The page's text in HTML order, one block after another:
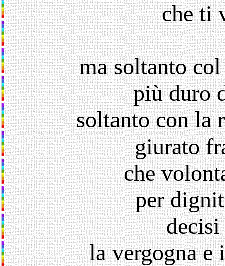
che ti
ma soltanto
più duro
soltanto con la
giurato
che
per
decisi
la vergogna e